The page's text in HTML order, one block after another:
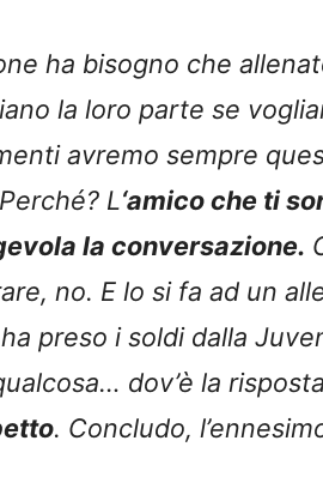
ha bisogno che
la loro parte se
avremo sempre
L‘amico che ti
la conversazione.
no. E lo si fa ad un
preso i soldi dalla
dov’è la
. Concludo,